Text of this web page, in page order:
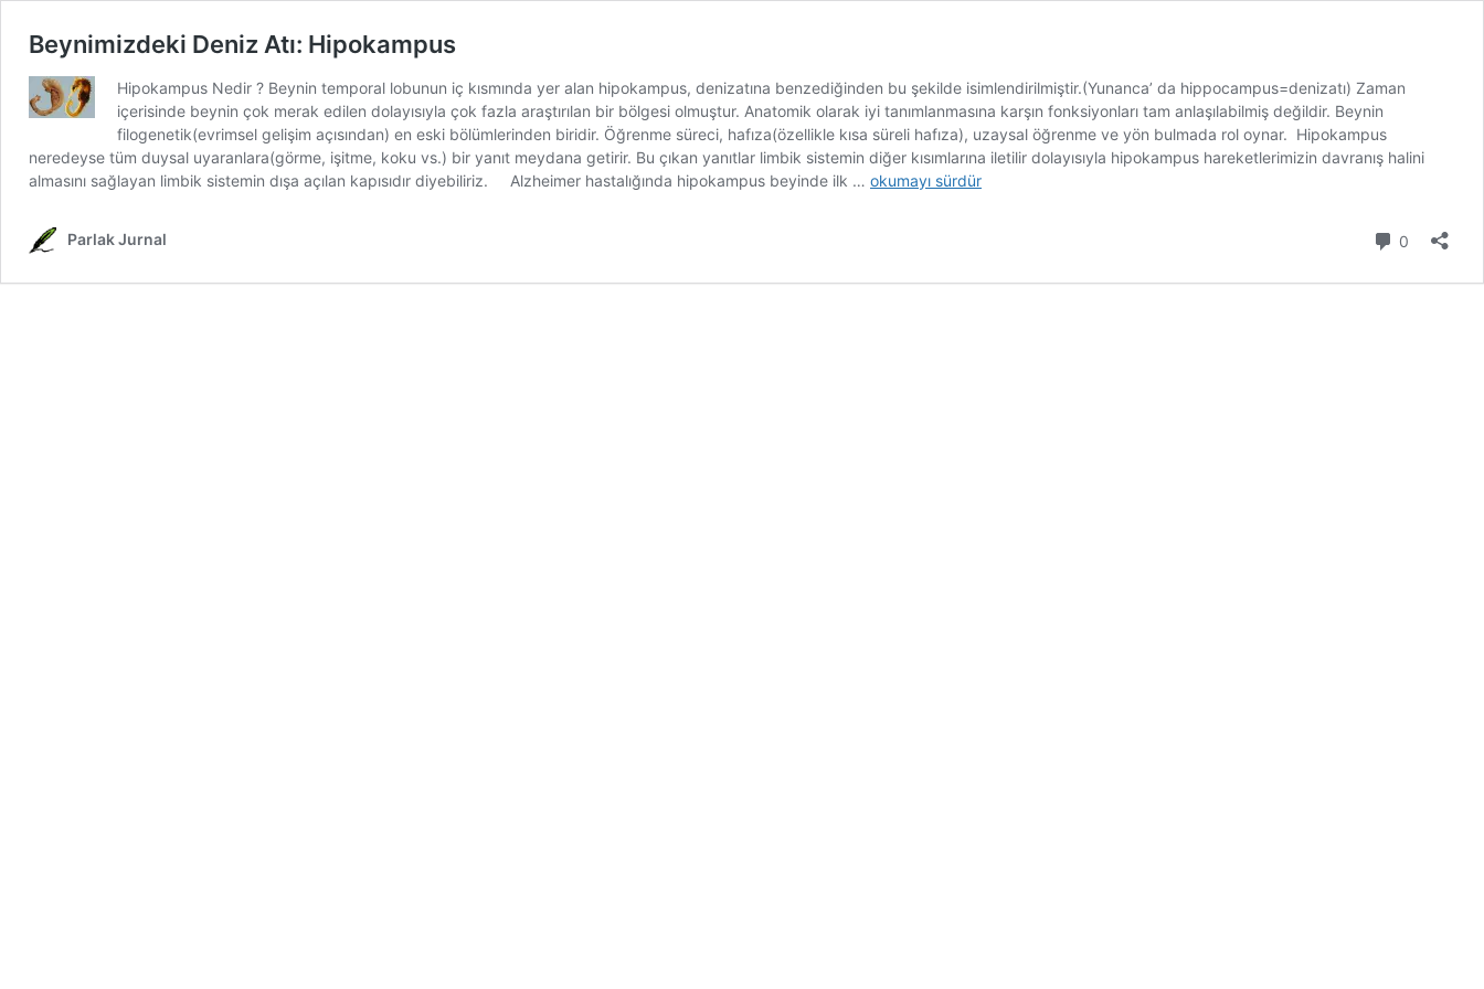
Beynimizdeki Deniz Atı: Hipokampus
Hipokampus Nedir ? Beynin temporal lobunun iç kısmında yer alan hipokampus, denizatına benzediğinden bu şekilde isimlendirilmiştir.(Yunanca’ da hippocampus=denizatı) Zaman
içerisinde beynin çok merak edilen dolayısıyla çok fazla araştırılan bir bölgesi olmuştur. Anatomik olarak iyi tanımlanmasına karşın fonksiyonları tam anlaşılabilmiş değildir. Beynin
filogenetik(evrimsel gelişim açısından) en eski bölümlerinden biridir. Öğrenme süreci, hafıza(özellikle kısa süreli hafıza), uzaysal öğrenme ve yön bulmada rol oynar. Hipokampus
neredeyse tüm duysal uyaranlara(görme, işitme, koku vs.) bir yanıt meydana getirir. Bu çıkan yanıtlar limbik sistemin diğer kısımlarına iletilir dolayısıyla hipokampus hareketlerimizin davranış halini
almasını sağlayan limbik sistemin dışa açılan kapısıdır diyebiliriz. Alzheimer hastalığında hipokampus beyinde ilk … Beynimizdeki
okumayı sürdür
Parlak Jurnal 0 Yorum